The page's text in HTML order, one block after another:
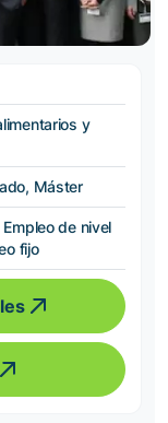
y
Máster
de nivel
fijo